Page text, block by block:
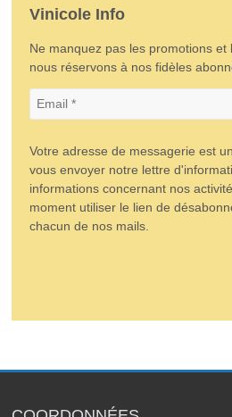
Vinicole Info
Ne manquez pas les promotions et
nous réservons à nos fidèles
Votre adresse de messagerie est
vous envoyer notre lettre
informations concernant nos
moment utiliser le lien de
chacun de nos mails.